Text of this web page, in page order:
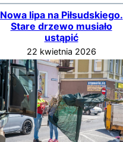
Nowa lipa na Piłsudskiego.
Stare drzewo musiało
ustąpić
22 kwietnia 2026